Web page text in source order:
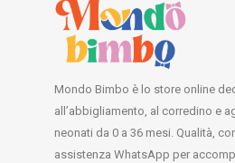
Mondo Bimbo è lo store online
all’abbigliamento, al corredino e
neonati da 0 a 36 mesi. Qualità,
assistenza WhatsApp per